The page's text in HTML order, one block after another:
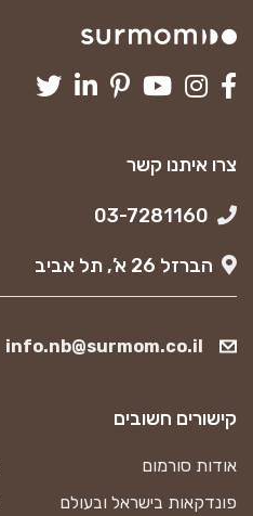
צרו איתנו קשר
הברזל 26 א’, תל אביב
info.nb@surmom.co.il
קישורים חשובים
אודות סורמום
פונדקאות בישראל ובעולם